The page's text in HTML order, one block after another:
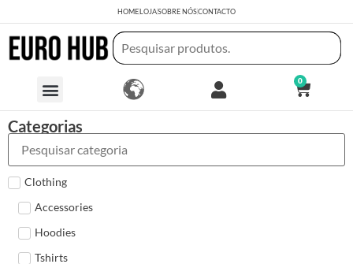
HOMELOJASOBRE NÓSCONTACTO
0
Categorias
Clothing
Accessories
Hoodies
Tshirts